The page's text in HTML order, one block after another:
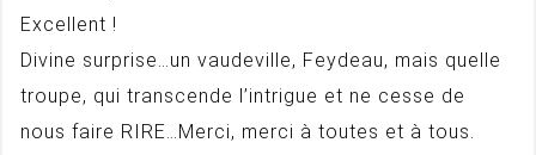
Excellent !
Divine surprise…un vaudeville, Feydeau, mais quelle
troupe, qui transcende l’intrigue et ne cesse de
nous faire RIRE…Merci, merci à toutes et à tous.